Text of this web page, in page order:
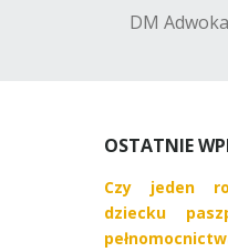
DM
OSTATNIE
Czy jeden
dziecku